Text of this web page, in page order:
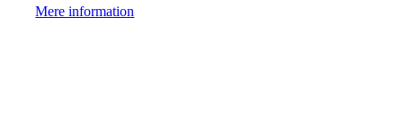
Mere information